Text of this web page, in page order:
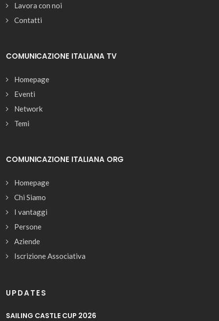
Lavora con noi
Contatti
COMUNICAZIONE ITALIANA TV
Homepage
Eventi
Network
Temi
COMUNICAZIONE ITALIANA ORG
Homepage
Chi Siamo
I vantaggi
Persone
Aziende
Iscrizione Associativa
UPDATES
SAILING CASTLE CUP 2026